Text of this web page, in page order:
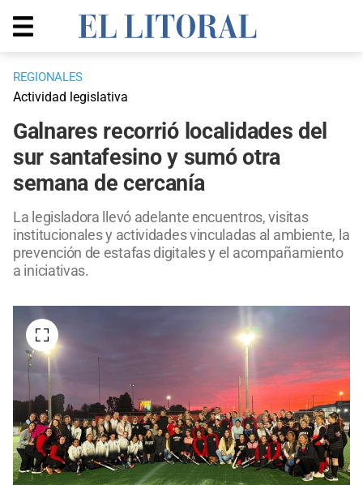
REGIONALES
Actividad legislativa
Galnares recorrió localidades del
sur santafesino y sumó otra
semana de cercanía
La legisladora llevó adelante encuentros, visitas
institucionales y actividades vinculadas al ambiente, la
prevención de estafas digitales y el acompañamiento
a iniciativas.